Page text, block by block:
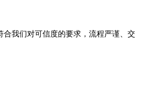
合我们对可信度的要求，流程严谨、交